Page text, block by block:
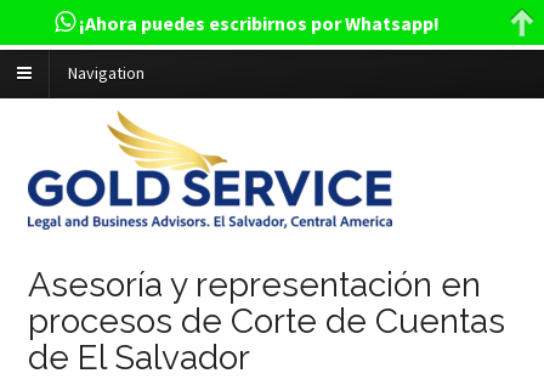
Navigation
Asesoría y representación en
procesos de Corte de Cuentas
de El Salvador
¡Ahora puedes escribirnos por Whatsapp!